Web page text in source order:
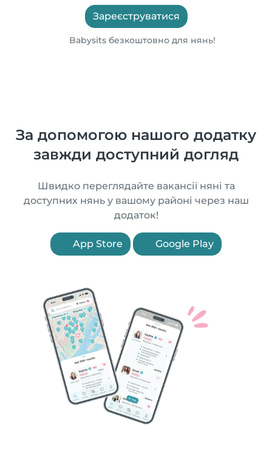
Зареєструватися
Babysits безкоштовно для нянь!
За допомогою нашого додатку
завжди доступний догляд
Швидко переглядайте вакансії няні та
доступних нянь у вашому районі через наш
додаток!
App Store Google Play